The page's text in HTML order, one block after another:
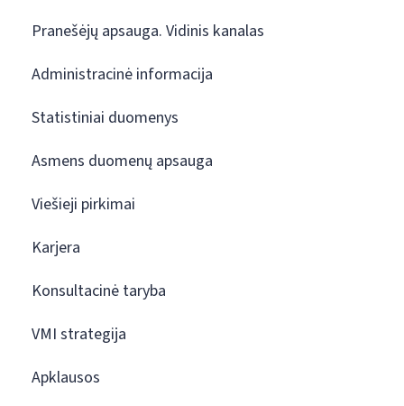
Pranešėjų apsauga. Vidinis kanalas
Administracinė informacija
Statistiniai duomenys
Asmens duomenų apsauga
Viešieji pirkimai
Karjera
Konsultacinė taryba
VMI strategija
Apklausos